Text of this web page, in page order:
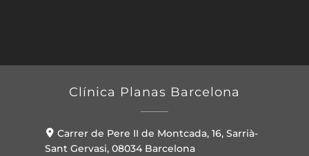
Clínica Planas Barcelona
Carrer de Pere II de Montcada, 16, Sarrià-
Sant Gervasi, 08034 Barcelona